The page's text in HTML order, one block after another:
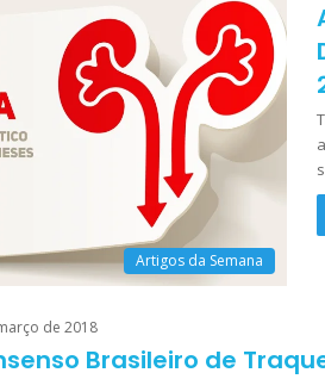
Artigos da Semana
de 2018
Brasileiro de